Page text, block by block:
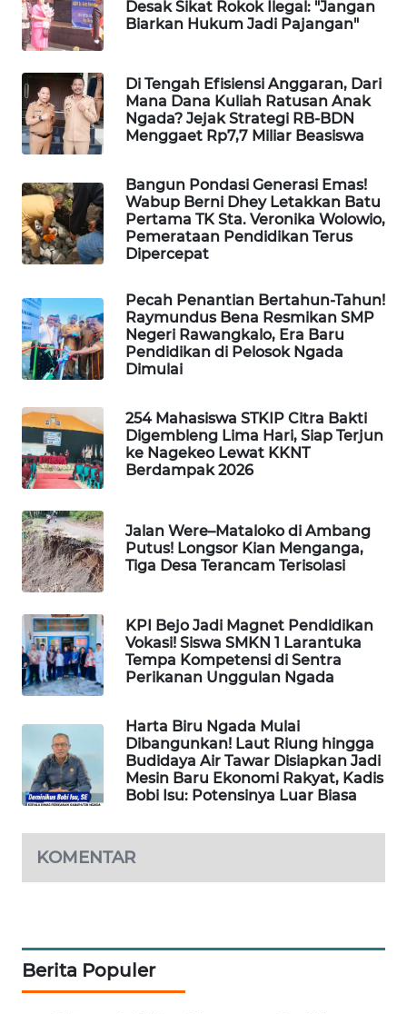
Desak Sikat Rokok Ilegal: "Jangan
Biarkan Hukum Jadi Pajangan"
Di Tengah Efisiensi Anggaran, Dari
Mana Dana Kuliah Ratusan Anak
Ngada? Jejak Strategi RB-BDN
Menggaet Rp7,7 Miliar Beasiswa
Bangun Pondasi Generasi Emas!
Wabup Berni Dhey Letakkan Batu
Pertama TK Sta. Veronika Wolowio,
Pemerataan Pendidikan Terus
Dipercepat
Pecah Penantian Bertahun-Tahun!
Raymundus Bena Resmikan SMP
Negeri Rawangkalo, Era Baru
Pendidikan di Pelosok Ngada
Dimulai
254 Mahasiswa STKIP Citra Bakti
Digembleng Lima Hari, Siap Terjun
ke Nagekeo Lewat KKNT
Berdampak 2026
Jalan Were–Mataloko di Ambang
Putus! Longsor Kian Menganga,
Tiga Desa Terancam Terisolasi
KPI Bejo Jadi Magnet Pendidikan
Vokasi! Siswa SMKN 1 Larantuka
Tempa Kompetensi di Sentra
Perikanan Unggulan Ngada
Harta Biru Ngada Mulai
Dibangunkan! Laut Riung hingga
Budidaya Air Tawar Disiapkan Jadi
Mesin Baru Ekonomi Rakyat, Kadis
Bobi Isu: Potensinya Luar Biasa
KOMENTAR
Berita Populer
LKKI
PORTAL
KONSUMEN
FORWAMKI
ALPERKLINAS
TAMBANG
NEWS
NEWS
SIDIKALANG
NEWS
SIBARAGAS
NEWS
METRO
SIANTAR
NEWS
METRO
MEDAN
METRO
JAKARTA
NEWS
KRT
JURNAL